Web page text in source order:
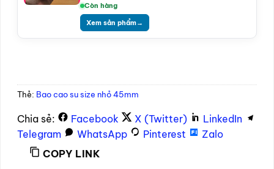
Còn hàng
Xem sản phẩm→
Thẻ: Bao cao su size nhỏ 45mm
Chia sẻ: Facebook X (Twitter)
LinkedIn
Telegram
WhatsApp Pinterest
Zalo
COPY LINK